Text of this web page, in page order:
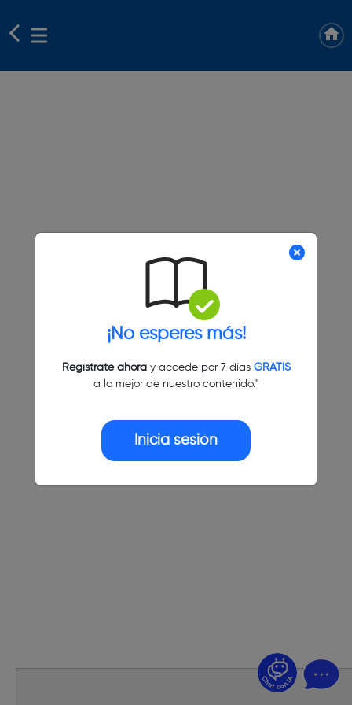
¡No esperes más!
Regístrate ahoray accede por 7 días GRATIS
a lo mejor de nuestro contenido."
Inicia sesión